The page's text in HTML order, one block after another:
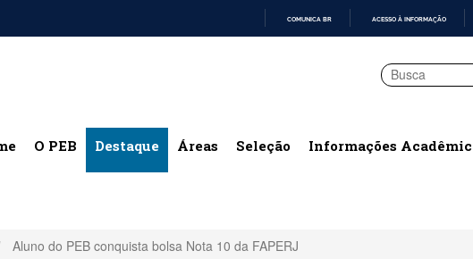
COMUNICA BR ACESSO À INFORMAÇÃO
O PEB Destaque Áreas Seleção Informações
Aluno do PEB conquista bolsa Nota 10 da FAPERJ